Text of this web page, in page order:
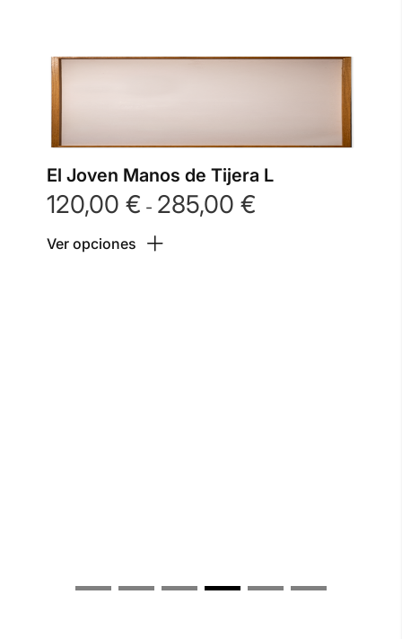
El Joven Manos de Tijera L
120,00 € - 285,00 €
Ver opciones